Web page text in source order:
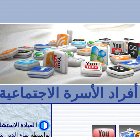
والعائلية.
العيادة الاستشارية لتشخيص...
بواسطةبهاء الدين شلبي
292